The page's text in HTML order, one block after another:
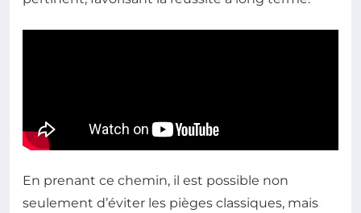
En prenant ce chemin, il est possible non
seulement d’éviter les pièges classiques, mais